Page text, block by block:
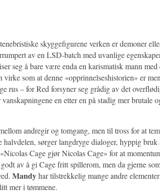
skyggefigurene verken er demoner
av en LSD-batch med uvanlige
seg å bare være enda en karismatisk mann med
virke som at denne «opprinnelseshistorien» er
rus – for Red forsyner seg grådig av det
en etter en på stadig mer brutale
andregir og tomgang, men til tross for at
halvdelen, sørger langdryge dialoger, hyppig
Cage gjør Nicolas Cage» for at
av å gi Cage fritt spillerom, men da gjerne
Mandyhar tilstrekkelig mange andre
mer i tømmene.